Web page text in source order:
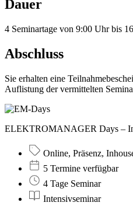
Dauer
4 Seminartage von 9:00 Uhr bis
Abschluss
Sie erhalten eine
Auflistung der vermittelten
ELEKTROMANAGER Days –
Online, Präsenz,
5 Termine verfügbar
4 Tage Seminar
Intensivseminar